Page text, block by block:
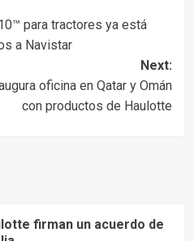
para tractores ya está
a Navistar
Next:
oficina en Qatar y Omán
con productos de Haulotte
firman un acuerdo de